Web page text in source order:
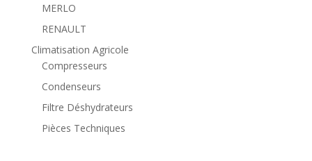
MERLO
RENAULT
Climatisation Agricole
Compresseurs
Condenseurs
Filtre Déshydrateurs
Pièces Techniques